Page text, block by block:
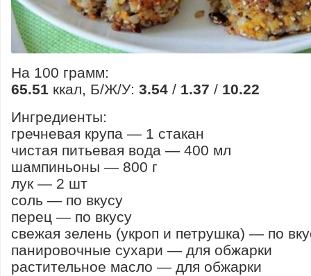
На 100 грамм:
65.51 ккал, Б/Ж/У: 3.54 / 1.37 / 10.22
Ингредиенты:
гречневая крупа — 1 стакан
чистая питьевая вода — 400 мл
шампиньоны — 800 г
лук — 2 шт
соль — по вкусу
перец — по вкусу
свежая зелень (укроп и петрушка) — по
панировочные сухари — для обжарки
растительное масло — для обжарки